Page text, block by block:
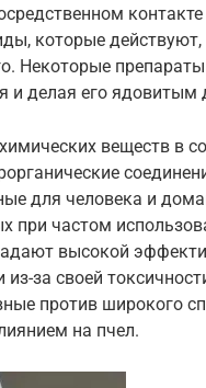
которые
Некоторые
и делая его ядовитым
веществ в
для человека и
при частом
высокой
за своей
против широкого
на пчел.